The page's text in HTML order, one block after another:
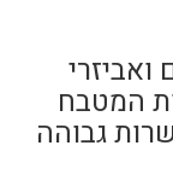
המטבח
גבוהה